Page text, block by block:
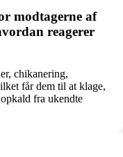
modtagerne af
reagerer
chikanering,
får dem til at klage,
fra ukendte